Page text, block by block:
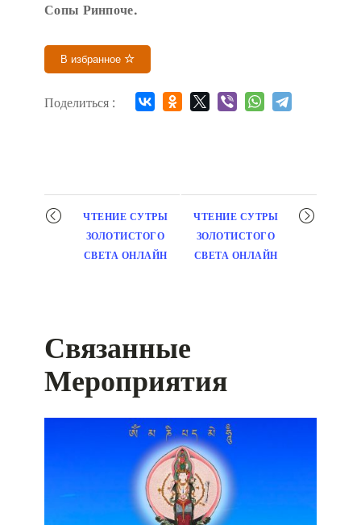
Сопы Ринпоче.
В избранное
Поделиться :
Мероприятие
навигация
ЧТЕНИЕ СУТРЫ
ЗОЛОТИСТОГО
СВЕТА ОНЛАЙН
ЧТЕНИЕ СУТРЫ
ЗОЛОТИСТОГО
СВЕТА ОНЛАЙН
Связанные
Мероприятия